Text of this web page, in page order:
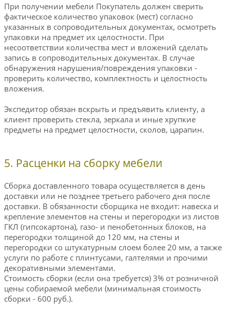
При получении мебели Покупатель должен сверить
фактическое количество упаковок (мест) согласно
указанных в сопроводительных документах, осмотреть
упаковки на предмет их целостности. При
несоответствии количества мест и вложений сделать
запись в сопроводительных документах. В случае
обнаружения нарушения/повреждения упаковки -
проверить количество, комплектность и целостность
вложения.
Экспедитор обязан вскрыть и предъявить клиенту, а
клиент проверить стекла, зеркала и иные хрупкие
предметы на предмет целостности, сколов, царапин.
5. Расценки на сборку мебели
Сборка доставленного товара осуществляется в день
доставки или не позднее третьего рабочего дня после
доставки. В обязанности сборщика не входит: навеска и
крепление элементов на стены и перегородки из листов
ГКЛ (гипсокартона), газо- и пенобетонных блоков, на
перегородки толщиной до 120 мм, на стены и
перегородки со штукатурным слоем более 20 мм, а также
услуги по работе с плинтусами, галтелями и прочими
декоративными элементами.
Стоимость сборки (если она требуется) 3% от розничной
цены собираемой мебели (минимальная стоимость
сборки - 600 руб.).